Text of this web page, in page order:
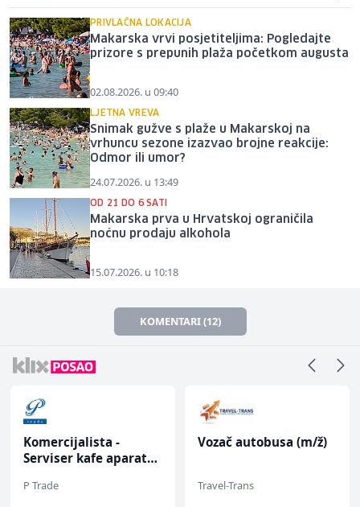
PRIVLAČNA LOKACIJA
Makarska vrvi posjetiteljima: Pogledajte
prizore s prepunih plaža početkom augusta
02.08.2026. u 09:40
LJETNA VREVA
Snimak gužve s plaže u Makarskoj na
vrhuncu sezone izazvao brojne reakcije:
Odmor ili umor?
24.07.2026. u 13:49
OD 21 DO 6 SATI
Makarska prva u Hrvatskoj ograničila
noćnu prodaju alkohola
15.07.2026. u 10:18
KOMENTARI (12)
Komercijalista -
Serviser kafe aparata
P Trade
Vozač autobusa (m/ž)
Travel-Trans